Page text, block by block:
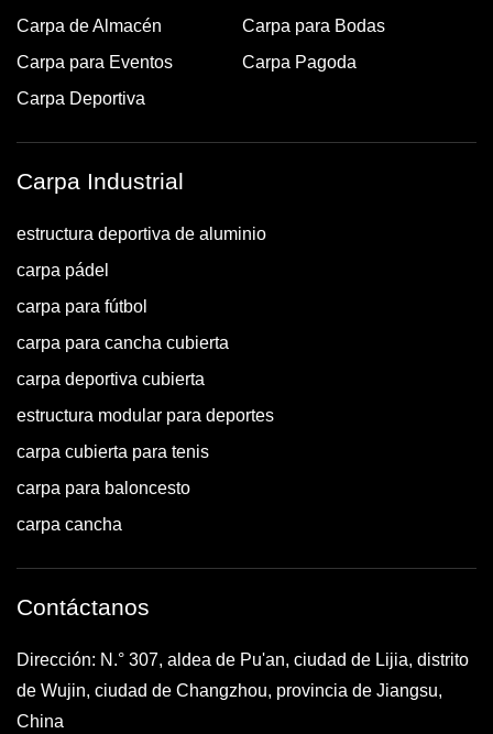
Carpa de Almacén
Carpa para Bodas
Carpa para Eventos
Carpa Pagoda
Carpa Deportiva
Carpa Industrial
estructura deportiva de aluminio
carpa pádel
carpa para fútbol
carpa para cancha cubierta
carpa deportiva cubierta
estructura modular para deportes
carpa cubierta para tenis
carpa para baloncesto
carpa cancha
Contáctanos
Dirección: N.° 307, aldea de Pu'an, ciudad de Lijia, distrito
de Wujin, ciudad de Changzhou, provincia de Jiangsu,
China